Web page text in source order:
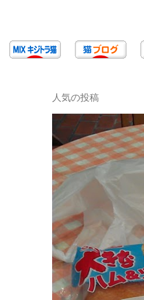
人気の投稿